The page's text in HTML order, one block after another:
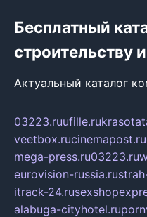
Бесплатный
строительству
Актуальный каталог
03223.ruufille.ru
veetbox.rucinemapost.ru
mega-press.ru03223.ru
eurovision-russia.ru
itrack-24.ru
alabuga-cityhotel.ru